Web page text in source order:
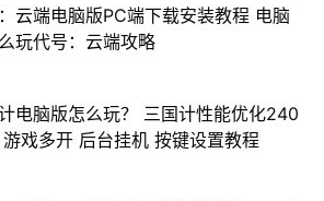
云端电脑版PC端下载安装教程 电脑
玩代号：云端攻略
电脑版怎么玩？ 三国计性能优化240
戏多开 后台挂机 按键设置教程